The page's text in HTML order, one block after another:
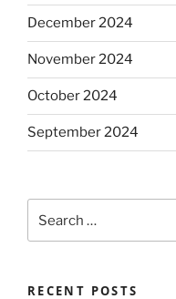
December 2024
November 2024
October 2024
September 2024
for:
RECENT POSTS